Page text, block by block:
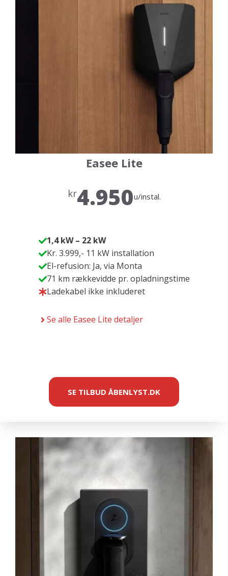
Easee Lite
kr4.950u/instal.
1,4 kW – 22 kW
Kr. 3.999,- 11 kW installation
El-refusion: Ja, via Monta
71 km rækkevidde pr. opladningstime
Ladekabel ikke inkluderet
Se alle Easee Lite detaljer
SE TILBUD ÅBENLYST.DK